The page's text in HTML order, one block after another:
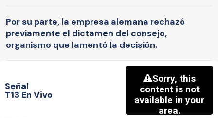
Por su parte, la empresa alemana rechazó
previamente el dictamen del consejo,
organismo que lamentó la decisión.
Señal
T13 En Vivo